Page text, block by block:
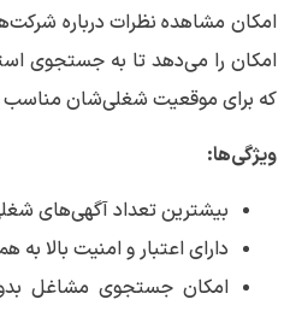
امکان مشاهده نظرات درباره شرکت‌ها
امکان را می‌دهد تا به جستجوی
که برای موقعیت شغلی‌شان مناسب
ویژگی‌ها:
بیشترین تعداد آگهی‌های
دارای اعتبار و امنیت بالا
امکان جستجوی مشاغل